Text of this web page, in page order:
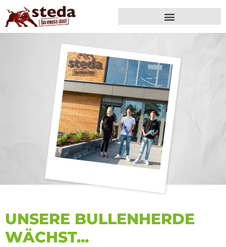
UNSERE BULLEN­HERDE
WÄCHST...